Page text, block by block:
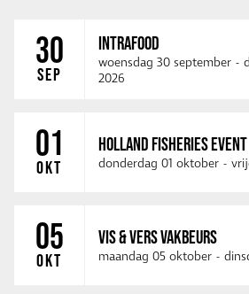
30
SEP
INTRAFOOD
woensdag 30 september -
2026
01
OKT
HOLLAND FISHERIES EVENT
donderdag 01 oktober -
05
OKT
VIS & VERS VAKBEURS
maandag 05 oktober -